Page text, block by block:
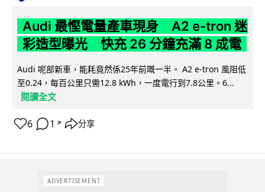
Audi 最慳電量產車現身 A2 e-tron 迷
彩造型曝光 快充 26 分鐘充滿 8 成電
Audi 呢部新車，能耗竟然係25年前嘅一半。 A2 e-tron 風阻低
至0.24，每百公里只需12.8 kWh，一度電行到7.8公里。6...
閱讀全文
6 1 ↗ 分享
ADVERTISEMENT